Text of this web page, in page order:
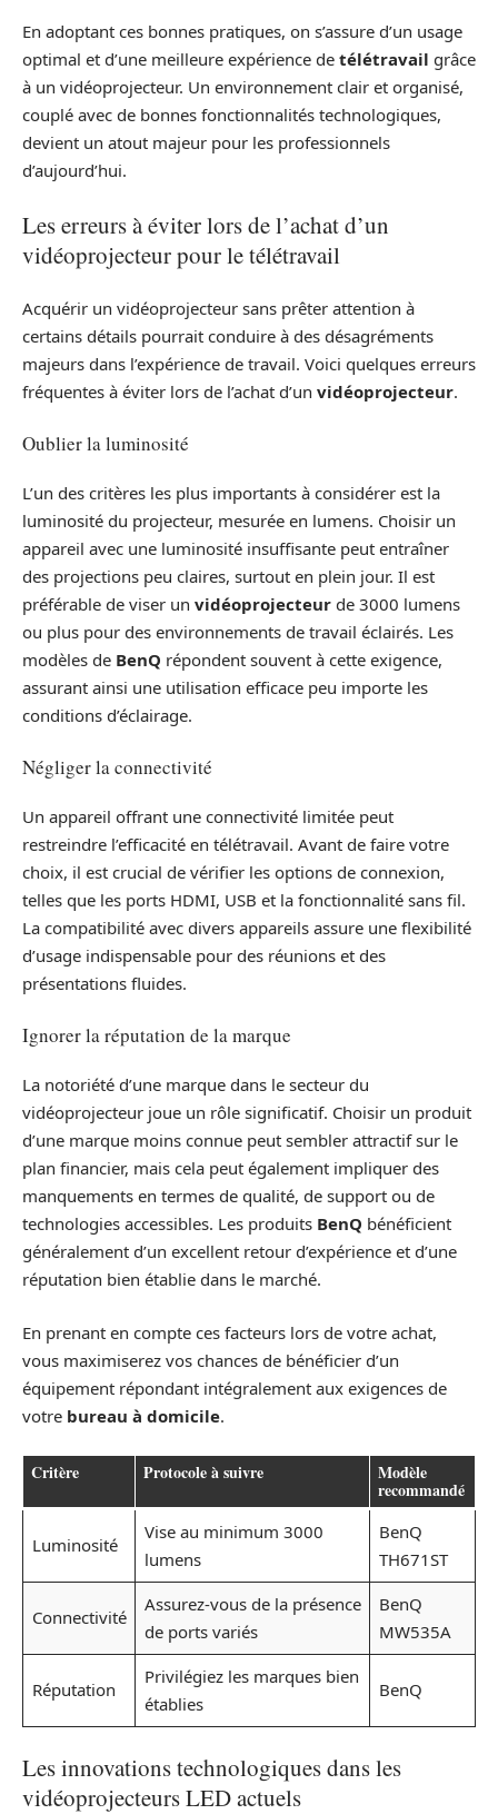
En adoptant ces bonnes pratiques, on s’assure d’un usage
optimal et d’une meilleure expérience de télétravail grâce
à un vidéoprojecteur. Un environnement clair et organisé,
couplé avec de bonnes fonctionnalités technologiques,
devient un atout majeur pour les professionnels
d’aujourd’hui.
Les erreurs à éviter lors de l’achat d’un
vidéoprojecteur pour le télétravail
Acquérir un vidéoprojecteur sans prêter attention à
certains détails pourrait conduire à des désagréments
majeurs dans l’expérience de travail. Voici quelques erreurs
fréquentes à éviter lors de l’achat d’un vidéoprojecteur.
Oublier la luminosité
L’un des critères les plus importants à considérer est la
luminosité du projecteur, mesurée en lumens. Choisir un
appareil avec une luminosité insuffisante peut entraîner
des projections peu claires, surtout en plein jour. Il est
préférable de viser un vidéoprojecteur de 3000 lumens
ou plus pour des environnements de travail éclairés. Les
modèles de BenQ répondent souvent à cette exigence,
assurant ainsi une utilisation efficace peu importe les
conditions d’éclairage.
Négliger la connectivité
Un appareil offrant une connectivité limitée peut
restreindre l’efficacité en télétravail. Avant de faire votre
choix, il est crucial de vérifier les options de connexion,
telles que les ports HDMI, USB et la fonctionnalité sans fil.
La compatibilité avec divers appareils assure une flexibilité
d’usage indispensable pour des réunions et des
présentations fluides.
Ignorer la réputation de la marque
La notoriété d’une marque dans le secteur du
vidéoprojecteur joue un rôle significatif. Choisir un produit
d’une marque moins connue peut sembler attractif sur le
plan financier, mais cela peut également impliquer des
manquements en termes de qualité, de support ou de
technologies accessibles. Les produits BenQ bénéficient
généralement d’un excellent retour d’expérience et d’une
réputation bien établie dans le marché.
En prenant en compte ces facteurs lors de votre achat,
vous maximiserez vos chances de bénéficier d’un
équipement répondant intégralement aux exigences de
votre bureau à domicile.
Critère Protocole à suivre Modèle
recommandé
Luminosité
Vise au minimum 3000
lumens
BenQ
TH671ST
Connectivité
Assurez-vous de la présence
de ports variés
BenQ
MW535A
Réputation
Privilégiez les marques bien
établies
BenQ
Les innovations technologiques dans les
vidéoprojecteurs LED actuels